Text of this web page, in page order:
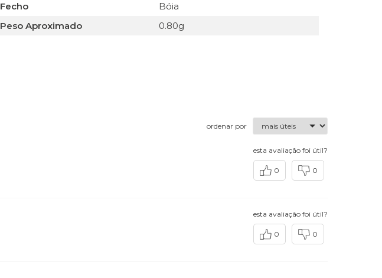
Fecho
Bóia
Peso Aproximado
0.80g
ordenar por
esta avaliação foi útil?
0 0
esta avaliação foi útil?
0 0